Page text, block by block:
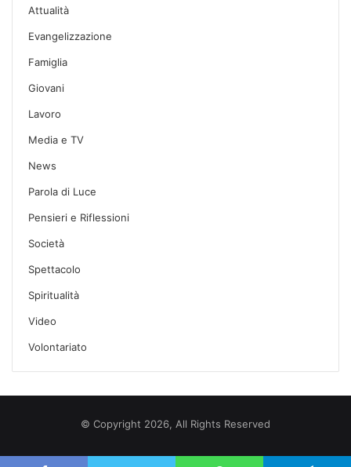
Attualità
Evangelizzazione
Famiglia
Giovani
Lavoro
Media e TV
News
Parola di Luce
Pensieri e Riflessioni
Società
Spettacolo
Spiritualità
Video
Volontariato
© Copyright 2026, All Rights Reserved